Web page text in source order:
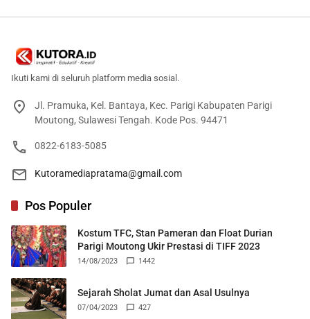
Ikuti kami di seluruh platform media sosial.
Jl. Pramuka, Kel. Bantaya, Kec. Parigi Kabupaten Parigi
Moutong, Sulawesi Tengah. Kode Pos. 94471
0822-6183-5085
Kutoramediapratama@gmail.com
Pos Populer
Kostum TFC, Stan Pameran dan Float Durian
Parigi Moutong Ukir Prestasi di TIFF 2023
14/08/2023 1442
Sejarah Sholat Jumat dan Asal Usulnya
07/04/2023 427